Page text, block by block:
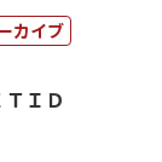
カイブ
ＩＤ